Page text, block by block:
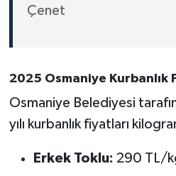
Çenet
2025 Osmaniye Kurbanlık
Osmaniye Belediyesi
yılı kurbanlık fiyatları
Erkek Toklu: 290 TL/